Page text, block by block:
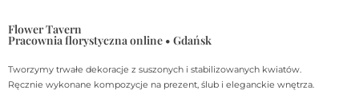
Flower Tavern
Pracownia florystyczna online • Gdańsk
Tworzymy trwałe dekoracje z suszonych i stabilizowanych kwiatów.
Ręcznie wykonane kompozycje na prezent, ślub i eleganckie wnętrza.